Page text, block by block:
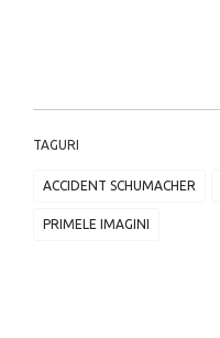
TAGURI
ACCIDENT SCHUMACHER
PRIMELE IMAGINI